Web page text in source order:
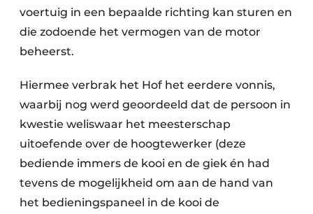
voertuig in een bepaalde richting kan sturen en
die zodoende het vermogen van de motor
beheerst.
Hiermee verbrak het Hof het eerdere vonnis,
waarbij nog werd geoordeeld dat de persoon in
kwestie weliswaar het meesterschap
uitoefende over de hoogtewerker (deze
bediende immers de kooi en de giek én had
tevens de mogelijkheid om aan de hand van
het bedieningspaneel in de kooi de